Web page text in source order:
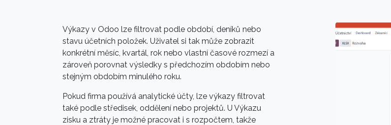
Výkazy v Odoo lze filtrovat podle období, deníků nebo
stavu účetních položek. Uživatel si tak může zobrazit
konkrétní měsíc, kvartál, rok nebo vlastní časové rozmezí a
zároveň porovnat výsledky s předchozím obdobím nebo
stejným obdobím minulého roku.
Pokud firma používá analytické účty, lze výkazy filtrovat
také podle středisek, oddělení nebo projektů. U Výkazu
zisku a ztráty je možné pracovat i s rozpočtem, takže